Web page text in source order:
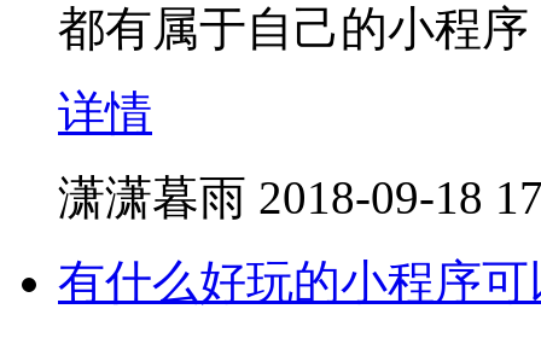
都有属于自己的小程序
详情
潇潇暮雨 2018-09-18
有什么好玩的小程序